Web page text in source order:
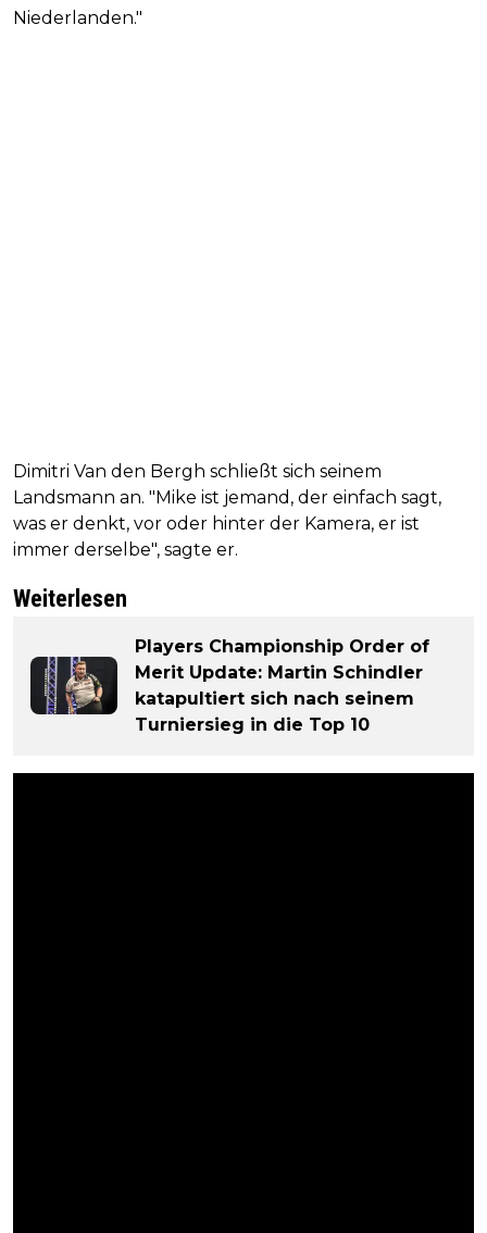
Niederlanden."
Dimitri Van den Bergh schließt sich seinem
Landsmann an. "Mike ist jemand, der einfach sagt,
was er denkt, vor oder hinter der Kamera, er ist
immer derselbe", sagte er.
Weiterlesen
Players Championship Order of
Merit Update: Martin Schindler
katapultiert sich nach seinem
Turniersieg in die Top 10